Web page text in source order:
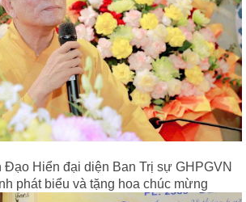
Hiển đại diện Ban Trị sự GHPGVN
phát biểu và tặng hoa chúc mừng